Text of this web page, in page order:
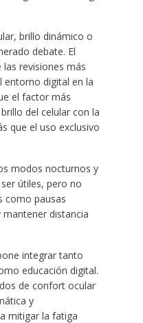
brillo dinámico o
debate. El
las revisiones más
entorno digital en la
el factor más
del celular con la
que el uso exclusivo
modos nocturnos y
útiles, pero no
como pausas
mantener distancia
integrar tanto
educación digital.
de confort ocular
y
mitigar la fatiga